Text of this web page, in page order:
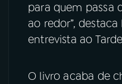
para quem passa
ao redor”,
entrevista ao
O livro acaba de